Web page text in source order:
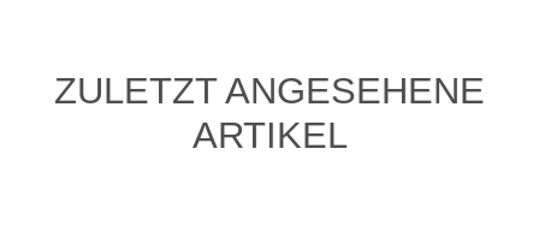
ZULETZT ANGESEHENE
ARTIKEL